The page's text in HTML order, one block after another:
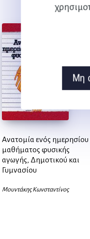
Μη
Ανατομία ενός ημερησίου
μαθήματος φυσικής
αγωγής, Δημοτικού και
Γυμνασίου
Μουντάκης Κωνσταντίνος